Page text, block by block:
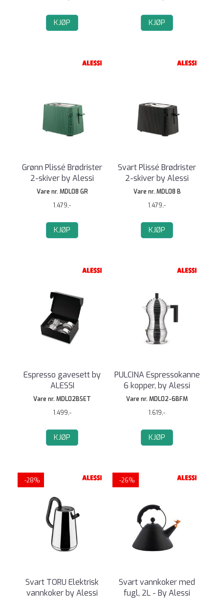
KJØP KJØP
Grønn Plissé Brødrister
2-skiver by Alessi
Vare nr. MDL08 GR
1.479,-
KJØP
Svart Plissé Brødrister
2-skiver by Alessi
Vare nr. MDL08 B
1.479,-
KJØP
Espresso gavesett by
ALESSI
Vare nr. MDL02BSET
1.499,-
KJØP
PULCINA Espressokanne
6 kopper, by Alessi
Vare nr. MDL02-6BFM
1.619,-
KJØP
-28%
Svart TORU Elektrisk
vannkoker by Alessi
-26%
Svart vannkoker med
fugl, 2L - By Alessi